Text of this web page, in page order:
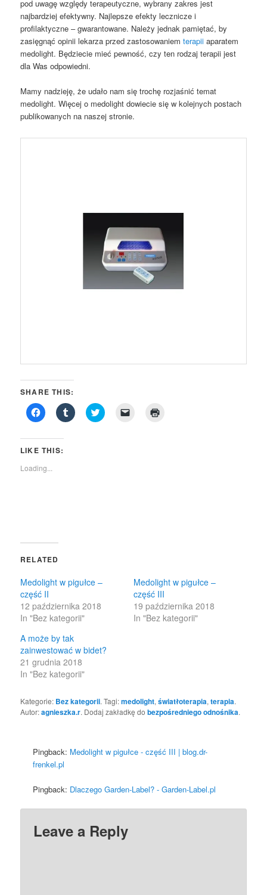
pod uwagę względy terapeutyczne, wybrany zakres jest
najbardziej efektywny. Najlepsze efekty lecznicze i
profilaktyczne – gwarantowane. Należy jednak pamiętać, by
zasięgnąć opinii lekarza przed zastosowaniemterapii aparatem
medolight. Będziecie mieć pewność, czy ten rodzaj terapii jest
dla Was odpowiedni.
Mamy nadzieję, że udało nam się trochę rozjaśnić temat
medolight. Więcej o medolight dowiecie się w kolejnych postach
publikowanych na naszej stronie.
SHARE THIS:
Click
to
Facebook
(Opens
new
window)
Click
to
Click
to
LIKE THIS:
Loading...
RELATED
Medolight w pigułce –
część II
12 października 2018
In "Bez kategorii"
Medolight w pigułce –
część III
19 października 2018
In "Bez kategorii"
A może by tak
zainwestować w bidet?
21 grudnia 2018
In "Bez kategorii"
Kategorie: Bez kategorii. Tagi:medolight,światłoterapia,terapia.
Autor:agnieszka.r. Dodaj zakładkę dobezpośredniego odnośnika.
Pingback: Medolight w pigułce - część III | blog.dr-
frenkel.pl
Pingback: Dlaczego Garden-Label? - Garden-Label.pl
Leave a Reply